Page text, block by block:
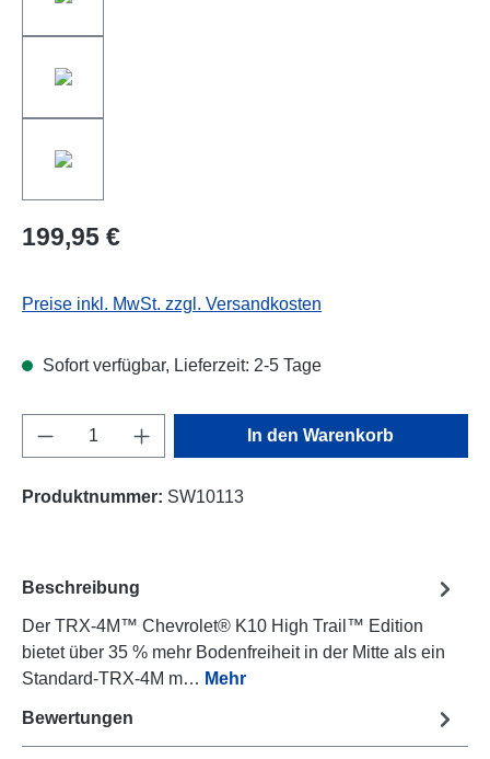
199,95 €
Preise inkl. MwSt. zzgl. Versandkosten
Sofort verfügbar, Lieferzeit: 2-5 Tage
Produkt Anzahl: Gib den gewünschten
In den Warenkorb
Produktnummer: SW10113
Beschreibung
Der TRX-4M™ Chevrolet® K10 High Trail™ Edition
bietet über 35 % mehr Bodenfreiheit in der Mitte als ein
Standard-TRX-4M m… Mehr
Bewertungen